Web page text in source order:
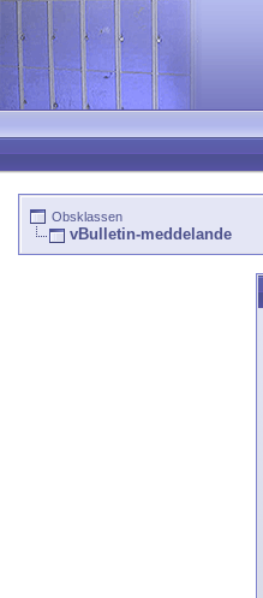
Obsklassen
vBulletin-meddelande